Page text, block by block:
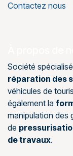
Contactez nous
Société
réparation des
véhicules de
également la
manipulation des
de
de travaux.